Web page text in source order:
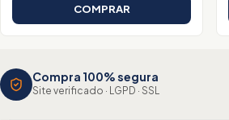
COMPRAR
Compra 100% segura
Site verificado · LGPD · SSL